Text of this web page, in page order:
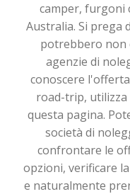
camper, furgoni
Australia. Si prega
potrebbero non
agenzie di
conoscere
road-trip, utilizza
questa pagina.
società di
confrontare le
opzioni, verificare
e naturalmente